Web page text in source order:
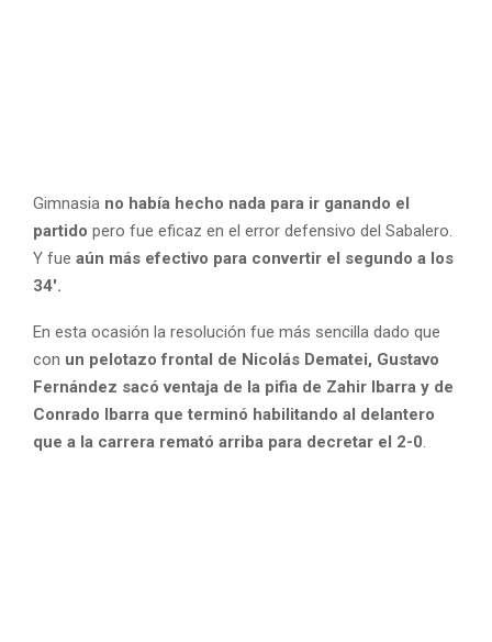
Gimnasia no había hecho nada para ir ganando el
partido pero fue eficaz en el error defensivo del Sabalero.
Y fue aún más efectivo para convertir el segundo a los
34′.
En esta ocasión la resolución fue más sencilla dado que
con un pelotazo frontal de Nicolás Dematei, Gustavo
Fernández sacó ventaja de la pifia de Zahir Ibarra y de
Conrado Ibarra que terminó habilitando al delantero
que a la carrera remató arriba para decretar el 2-0.